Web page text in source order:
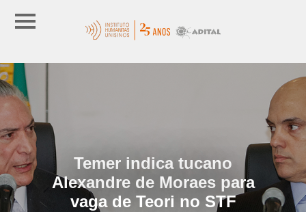
Temer indica tucano
Alexandre de Moraes para
vaga de Teori no STF